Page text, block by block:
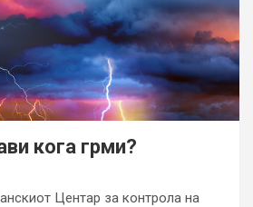
кога грми?
Центар за контрола на